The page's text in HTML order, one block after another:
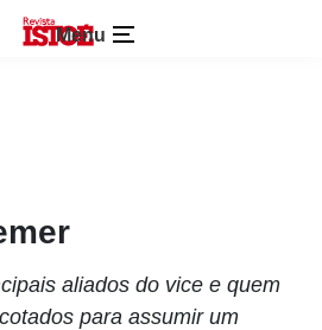
Menu
aliados do vice e quem
para assumir um